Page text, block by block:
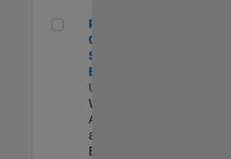
Principal Cloud Software
Principal
Cloud
Software
Engineer
US-MA-Natick
Web
Applications
and Services |
Experimentado